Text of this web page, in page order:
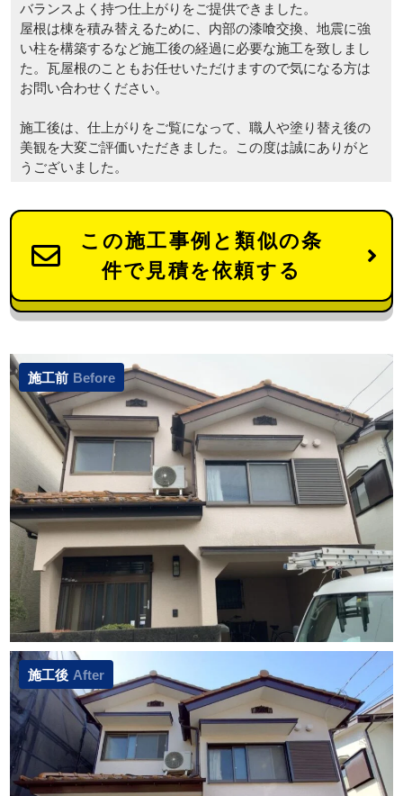
バランスよく持つ仕上がりをご提供できました。
屋根は棟を積み替えるために、内部の漆喰交換、地震に強
い柱を構築するなど施工後の経過に必要な施工を致しまし
た。瓦屋根のこともお任せいただけますので気になる方は
お問い合わせください。
施工後は、仕上がりをご覧になって、職人や塗り替え後の
美観を大変ご評価いただきました。この度は誠にありがと
うございました。
この施工事例と類似の条
件で見積を依頼する
施工前 Before
施工後 After